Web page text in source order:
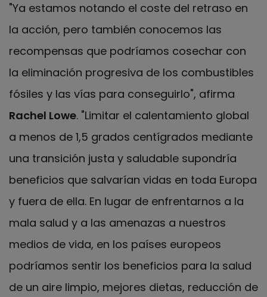
"Ya estamos notando el coste del retraso en
la acción, pero también conocemos las
recompensas que podríamos cosechar con
la eliminación progresiva de los combustibles
fósiles y las vías para conseguirlo", afirma
Rachel Lowe. "Limitar el calentamiento global
a menos de 1,5 grados centígrados mediante
una transición justa y saludable supondría
beneficios que salvarían vidas en toda Europa
y fuera de ella. En lugar de enfrentarnos a la
mala salud y a las amenazas a nuestros
medios de vida, en los países europeos
podríamos sentir los beneficios para la salud
de un aire limpio, mejores dietas, reducción de